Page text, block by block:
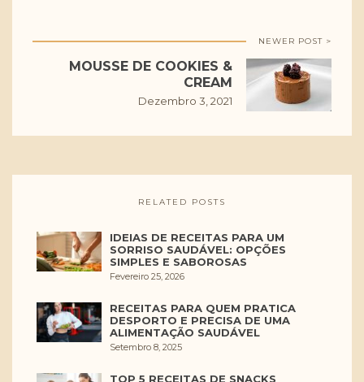
NEWER POST >
MOUSSE DE COOKIES &
CREAM
Dezembro 3, 2021
RELATED POSTS
IDEIAS DE RECEITAS PARA UM
SORRISO SAUDÁVEL: OPÇÕES
SIMPLES E SABOROSAS
Fevereiro 25, 2026
RECEITAS PARA QUEM PRATICA
DESPORTO E PRECISA DE UMA
ALIMENTAÇÃO SAUDÁVEL
Setembro 8, 2025
TOP 5 RECEITAS DE SNACKS